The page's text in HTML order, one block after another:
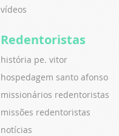
vídeos
Redentoristas
história pe. vitor
hospedagem santo afonso
missionários redentoristas
missões redentoristas
notícias